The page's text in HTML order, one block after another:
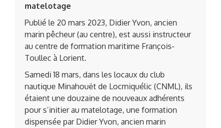
matelotage
Publié le 20 mars 2023, Didier Yvon, ancien
marin pêcheur (au centre), est aussi instructeur
au centre de formation maritime François-
Toullec à Lorient.
Samedi 18 mars, dans les locaux du club
nautique Minahouët de Locmiquélic (CNML), ils
étaient une douzaine de nouveaux adhérents
pour s’initier au matelotage, une formation
dispensée par Didier Yvon, ancien marin